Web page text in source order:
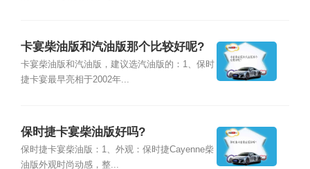
卡宴柴油版和汽油版那个比较好呢?
卡宴柴油版和汽油版，建议选汽油版的：1、保时
捷卡宴最早亮相于2002年...
保时捷卡宴柴油版好吗?
保时捷卡宴柴油版：1、外观：保时捷Cayenne柴
油版外观时尚动感，整...